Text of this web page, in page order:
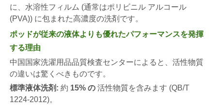
に、水溶性フィルム (通常はポリビニル アルコール
(PVA)) に包まれた高濃度の洗剤です。
ポッドが従来の液体よりも優れたパフォーマンスを発揮
する理由
中国国家洗濯用品品質検査センターによると、活性物質
の違いは驚くべきものです。
標準液体洗剤: 約 15% の 活性物質を含みます (QB/T
1224-2012)。